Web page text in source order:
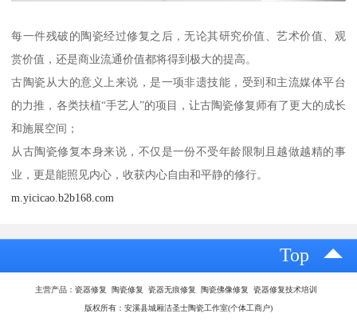
每一件残破的陶瓷经过修复之后，无论其研究价值、艺术价值、观
赏价值，还是商业流通价值都将得到极大的提高。
古陶瓷从大的意义上来说，是一项非遗技能，受到和主流媒体平台
的力推，各类扶植“手艺人”的项目，让古陶瓷修复师有了更大的成长
和施展空间；
从古陶瓷修复本身来说，不仅是一份不受年龄限制且越做越精的事
业，更是能照见内心，收获内心自由和平静的修行。
m.yicicao.b2b168.com
Top
主营产品：瓷器修复 陶瓷修复 瓷器无痕修复 陶瓷佛像修复 瓷器修复技术培训
版权所有：安溪县城厢洁圣士陶瓷工作室(个体工商户)